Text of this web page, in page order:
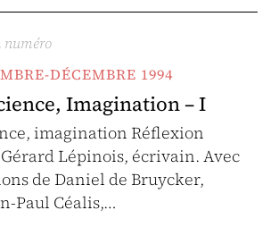
DÉCEMBRE 1994
Imagination – I
imagination Réflexion
Lépinois, écrivain. Avec
de Daniel de Bruycker,
Paul Céalis,…